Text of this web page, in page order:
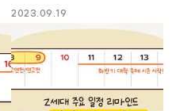
2023.09.19